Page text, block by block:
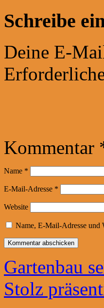
Schreibe
Deine E-
Kommentar
Name *
E-Mail-Adresse *
Website
Name, E-Mail-Adresse und
Gartenbau
Stolz